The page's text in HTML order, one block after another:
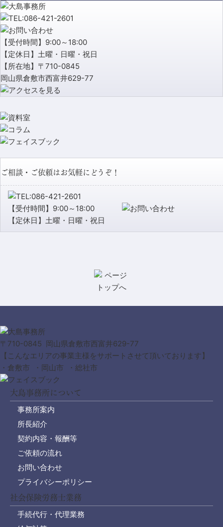
【受付時間】9:00～18:00
【定休日】土曜・日曜・祝日
【所在地】〒710-0845
岡山県倉敷市西富井629-77
ご相談・ご依頼はお気軽にどうぞ！
【受付時間】9:00～18:00
【定休日】土曜・日曜・祝日
〒710-0845 岡山県倉敷市西富井629-77
【こんなエリアの事業主様をサポートさせて頂いております】
・倉敷市 ・岡山市 ・総社市
大島事務所について
事務所案内
所長紹介
契約内容・報酬等
ご依頼の流れ
お問い合わせ
プライバシーポリシー
社会保険労務士業務
手続代行・代理業務